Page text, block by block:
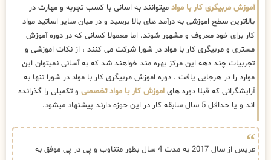
آموزش مربیگری کار با مواد میتوانند به اسانی با کسب تجربه و مهارت در
بالاترین سطح اموزشی به درآمد های بالا برسید و در میان سایر اساتید مواد
کار برای خود معروف و مشهور شوند. اما معمولا کسانی که در دوره آموزش
مستری و مربیگری کار با مواد در شورا شرکت می کنند ، از نکات اموزشی و
تجربیات چند دهه این مرکز بهره مند خواهند شد که به آسانی نمیتوان این
موارد را در هرجایی یافت . دوره اموزش مربیگری کار با مواد در شورا تنها به
آرایشگرانی که قبلا دوره های اموزش کار با مواد تخصصی و تکمیلی را گذرانده
اند و یا حداقل 5 سال سابقه کار در این حوزه دارند پیشنهاد میشود.
عریس از سال 2017 به مدت 4 سال بطور متناوب و پی در پی موفق به